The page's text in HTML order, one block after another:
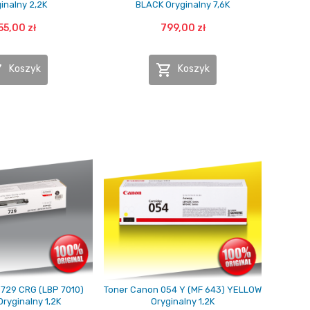
2,2K
zł
Koszyk
BLACK Oryginalny 7,6K
799,00 zł
 Koszyk
CRG (LBP 7010)
1,2K
Toner Canon 054 Y (MF 643) YELLOW
Oryginalny 1,2K